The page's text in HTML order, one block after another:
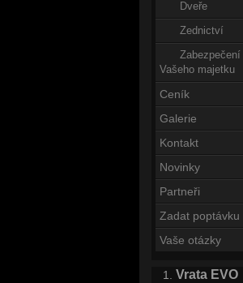
Dveře
Zednictví
Zabezpečení
Vašeho majetku
Ceník
Galerie
Kontakt
Novinky
Partneři
Zadat poptávku
Vaše otázky
Vrata EVO